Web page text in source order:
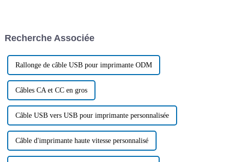
parfaitement compris...
Recherche Associée
Rallonge de câble USB pour imprimante ODM
Câbles CA et CC en gros
Câble USB vers USB pour imprimante personnalisée
Câble d'imprimante haute vitesse personnalisé